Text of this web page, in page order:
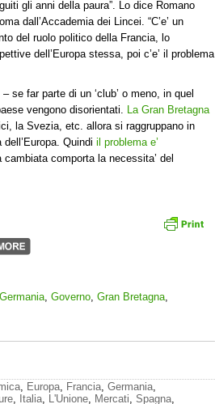
gli anni della paura”. Lo dice Romano
dall’Accademia dei Lincei. “C’e’ un
del ruolo politico della Francia, lo
dell’Europa stessa, poi c’e’ il problema
se far parte di un ‘club’ o meno, in quel
vengono disorientati. La Gran Bretagna
la Svezia, etc. allora si raggruppano in
Quindi il problema e’
comporta la necessita’ del
Germania, Governo, Gran Bretagna,
, Europa, Francia, Germania,
, Italia, L'Unione, Mercati, Spagna,